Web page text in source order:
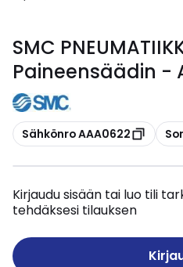
SMC
Paineensäädin -
Kopioi
Sähkönro AAA0622
Kirjaudu sisään tai luo tili
tehdäksesi tilauksen